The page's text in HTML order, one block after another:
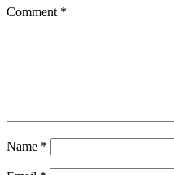
Comment *
Name *